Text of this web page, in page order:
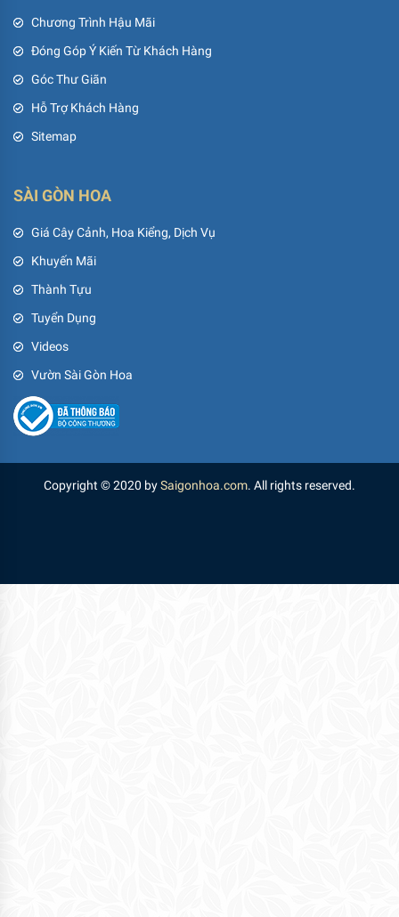
Chương Trình Hậu Mãi
Đóng Góp Ý Kiến Từ Khách Hàng
Góc Thư Giãn
Hỗ Trợ Khách Hàng
Sitemap
SÀI GÒN HOA
Giá Cây Cảnh, Hoa Kiểng, Dịch Vụ
Khuyến Mãi
Thành Tựu
Tuyển Dụng
Videos
Vườn Sài Gòn Hoa
Copyright © 2020 bySaigonhoa.com. All rights reserved.